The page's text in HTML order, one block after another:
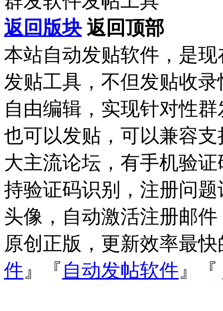
返回版块 返回顶部
本站自动发贴软件，是
发贴工具，不但发贴收
自由编辑，实现针对性
也可以发贴，可以兼容支
大主流论坛，有手机验
持验证码识别，注册问
头像，自动激活注册邮
原创正版，更新效率最
件 』『 自动发帖软件 』『